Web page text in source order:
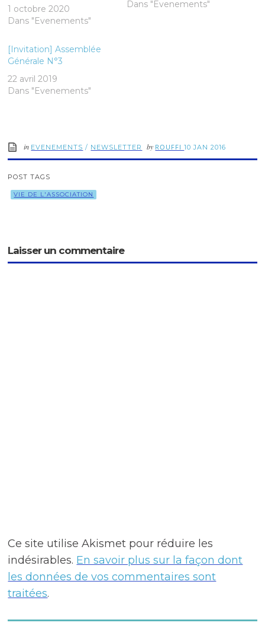
1 octobre 2020
Dans "Evenements"
Dans "Evenements"
[Invitation] Assemblée
Générale N°3
22 avril 2019
Dans "Evenements"
in EVENEMENTS / NEWSLETTER by ROUFFI10 JAN 2016
POST TAGS
VIE DE L'ASSOCIATION
Laisser un commentaire
Ce site utilise Akismet pour réduire les
indésirables. En savoir plus sur la façon dont
les données de vos commentaires sont
traitées.